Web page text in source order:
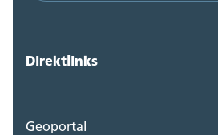
Direktlinks
Geoportal